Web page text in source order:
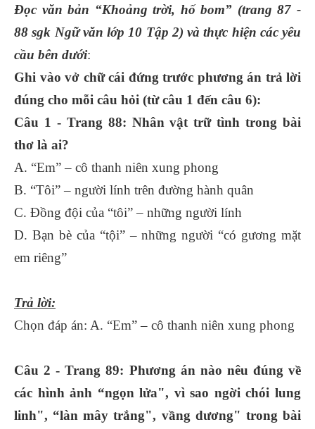
Đọc văn bản “Khoảng trời, hố bom” (trang 87 -
88 sgk Ngữ văn lớp 10 Tập 2) và thực hiện các yêu
cầu bên dưới:
Ghi vào vở chữ cái đứng trước phương án trả lời
đúng cho mỗi câu hỏi (từ câu 1 đến câu 6):
Câu 1 - Trang 88: Nhân vật trữ tình trong bài
thơ là ai?
A. “Em” – cô thanh niên xung phong
B. “Tôi” – người lính trên đường hành quân
C. Đồng đội của “tôi” – những người lính
D. Bạn bè của “tội” – những người “có gương mặt
em riêng”
Trả lời:
Chọn đáp án: A. “Em” – cô thanh niên xung phong
Câu 2 - Trang 89: Phương án nào nêu đúng về
các hình ảnh “ngọn lửa", vì sao ngời chói lung
linh", “làn mây trắng", vầng dương" trong bài